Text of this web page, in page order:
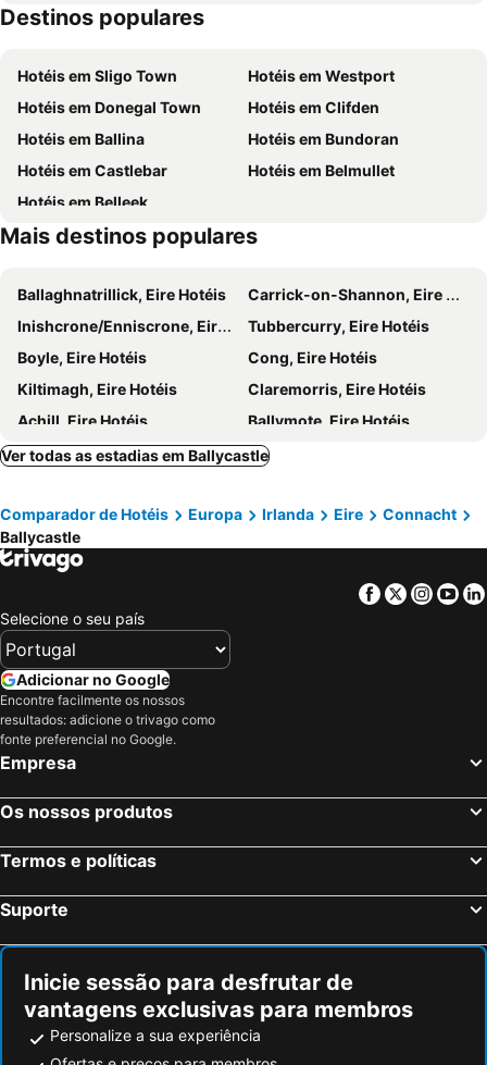
Destinos populares
Hotéis em Sligo Town
Hotéis em Westport
Hotéis em Donegal Town
Hotéis em Clifden
Hotéis em Ballina
Hotéis em Bundoran
Hotéis em Castlebar
Hotéis em Belmullet
Hotéis em Belleek
Mais destinos populares
Ballaghnatrillick, Eire Hotéis
Carrick-on-Shannon, Eire Hotéis
Inishcrone/Enniscrone, Eire Hotéis
Tubbercurry, Eire Hotéis
Boyle, Eire Hotéis
Cong, Eire Hotéis
Kiltimagh, Eire Hotéis
Claremorris, Eire Hotéis
Achill, Eire Hotéis
Ballymote, Eire Hotéis
Knock, Eire Hotéis
Louisburgh, Eire Hotéis
Killybegs, Eire Hotéis
Ballinrobe, Eire Hotéis
Letterfrack, Eire Hotéis
Inishbofin Island, Eire Hotéis
Newport, Eire Hotéis
Galway, Eire Hotéis
Limerick City, Eire Hotéis
Athlone, Eire Hotéis
Sligo Town, Eire Hotéis
Oranmore, Eire Hotéis
Westport, Eire Hotéis
Cork, Eire Hotéis
Killarney, Eire Hotéis
Kilkenny, Eire Hotéis
Ver todas as estadias em Ballycastle
Comparador de Hotéis Europa Irlanda Eire
Connacht
Ballycastle
Facebook
Twitter
Selecione o seu país
Adicionar no Google
Encontre facilmente os nossos
resultados: adicione o trivago como
fonte preferencial no Google.
Empresa
Os nossos produtos
Termos e políticas
Suporte
Inicie sessão para desfrutar de
vantagens exclusivas para membros
Personalize a sua experiência